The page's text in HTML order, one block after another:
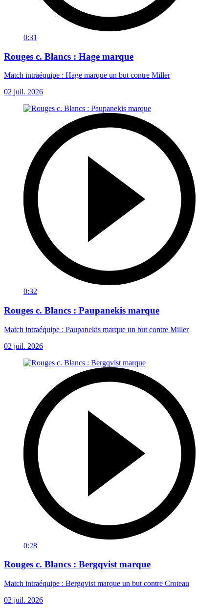
0:31
Rouges c. Blancs : Hage marque
Match intraéquipe : Hage marque un but contre Miller
02 juil. 2026
0:32
Rouges c. Blancs : Paupanekis marque
Match intraéquipe : Paupanekis marque un but contre Miller
02 juil. 2026
0:28
Rouges c. Blancs : Bergqvist marque
Match intraéquipe : Bergqvist marque un but contre Croteau
02 juil. 2026